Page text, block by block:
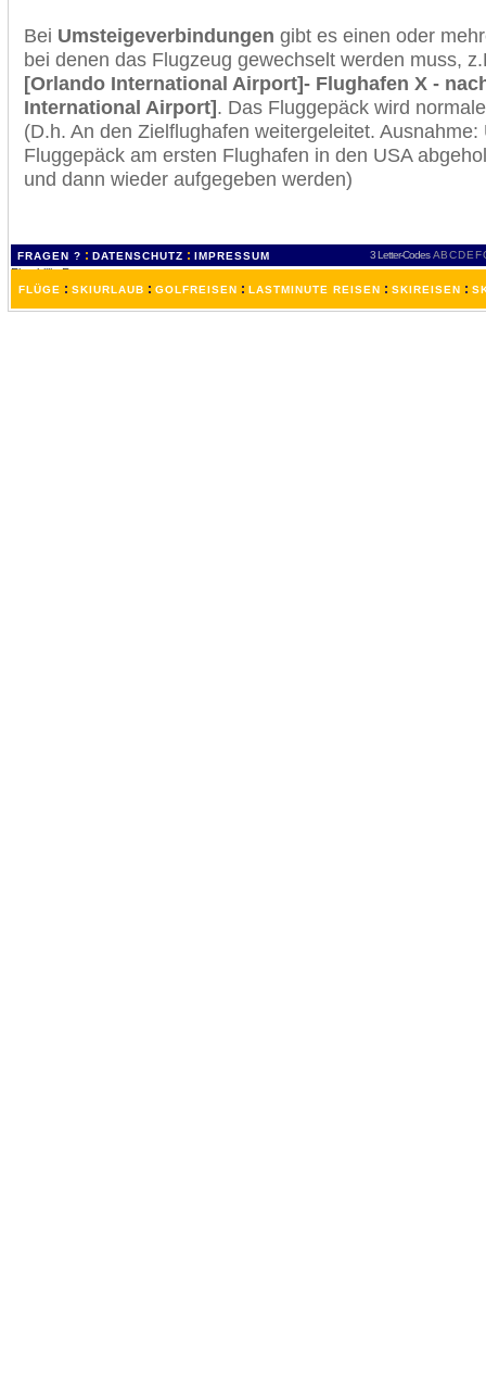
Bei Umsteigeverbindungen gibt es einen oder
bei denen das Flugzeug gewechselt werden muss,
[Orlando International Airport]- Flughafen X -
International Airport]. Das Fluggepäck wird
(D.h. An den Zielflughafen weitergeleitet.
Fluggepäck am ersten Flughafen in den USA
und dann wieder aufgegeben werden)
FRAGEN ? : DATENSCHUTZ : IMPRESSUM 3 Letter-Codes ABCDEF
FLÜGE : SKIURLAUB : GOLFREISEN : LASTMINUTE REISEN : SKIREISEN :